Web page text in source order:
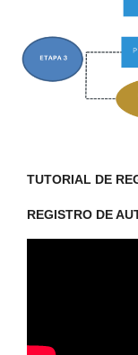
TUTORIAL DE
REGISTRO DE